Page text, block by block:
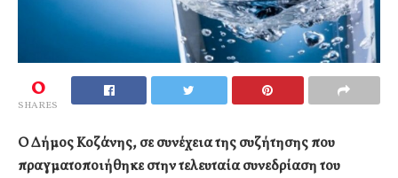
0
SHARES
Ο Δήμος Κοζάνης, σε συνέχεια της συζήτησης που
πραγματοποιήθηκε στην τελευταία συνεδρίαση του